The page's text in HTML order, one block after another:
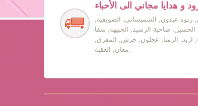
و هدايا مجاني الى الأحباء
ربوه عبدون, الشميساني, الصويفية,
الحسين, ضاحية الرشيد, الجبيهه, شفا
اربد, الرمثا, عجلون, جرش, المفرق,
معان, العقبة.